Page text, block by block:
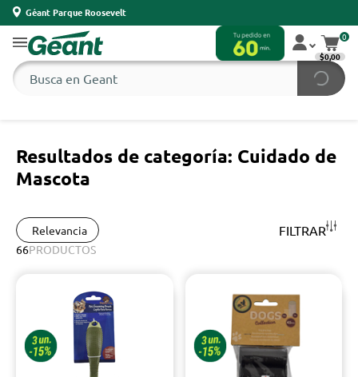
Géant Parque Roosevelt
0
$0,00
Resultados de categoría: Cuidado de
Mascota
Relevancia FILTRAR
66PRODUCTOS